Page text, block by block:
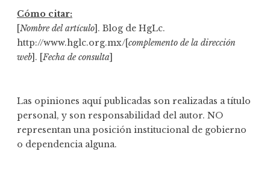
Cómo citar:
[Nombre del artículo]. Blog de HgLc.
http://www.hglc.org.mx/[complemento de la dirección
web]. [Fecha de consulta]
Las opiniones aquí publicadas son realizadas a título
personal, y son responsabilidad del autor. NO
representan una posición institucional de gobierno
o dependencia alguna.